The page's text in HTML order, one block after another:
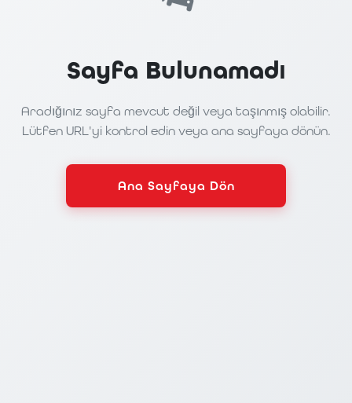
Sayfa Bulunamadı
Aradığınız sayfa mevcut değil veya taşınmış olabilir.
Lütfen URL'yi kontrol edin veya ana sayfaya dönün.
Ana Sayfaya Dön